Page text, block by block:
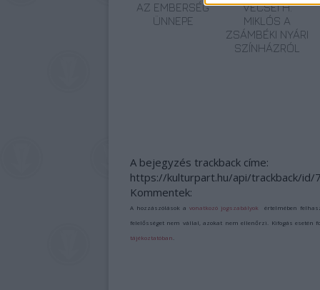
AZ EMBERSÉG
ÜNNEPE
VECSEI H.
MIKLÓS A
ZSÁMBÉKI NYÁRI
SZÍNHÁZRÓL
A bejegyzés trackback címe:
https://kulturpart.hu/api/trackback/id/
Kommentek:
A hozzászólások avonatkozó jogszabályok értelmében
felelősséget nem vállal, azokat nem ellenőrzi. Kifogás esetén
tájékoztatóban